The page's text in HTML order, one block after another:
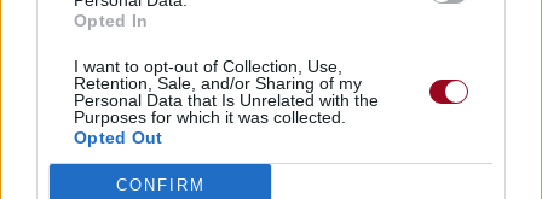
Opted In
I want to opt-out of Collection, Use,
Retention, Sale, and/or Sharing of my
Personal Data that Is Unrelated with the
Purposes for which it was collected.
Opted Out
CONFIRM